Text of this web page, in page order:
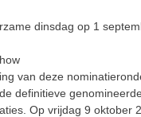
dinsdag op 1
van deze
definitieve
Op vrijdag 9 oktober